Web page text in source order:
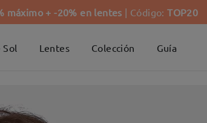
máximo + -20% en lentes | Código:TOP20
Sol Lentes Colección Guía